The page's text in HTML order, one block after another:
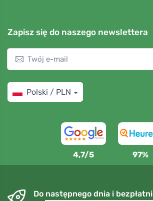
Zapisz się do naszego newslettera
Polski / PLN
4,7/5 97%
Do następnego dnia i